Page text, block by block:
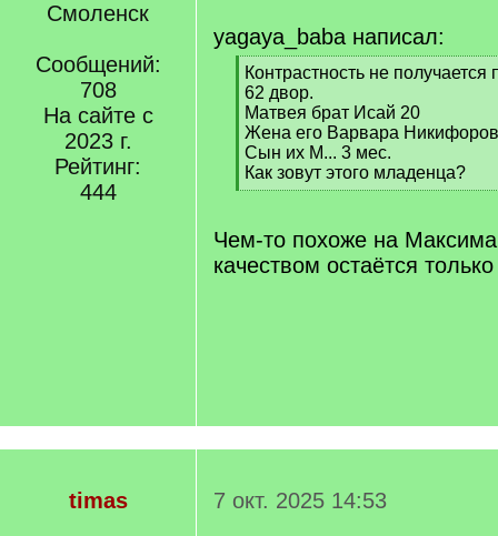
Смоленск
Сообщений:
708
На сайте с
2023 г.
Рейтинг:
444
yagaya_baba написал:
[
q
]
Контрастность не получается
62 двор.
Матвея брат Исай 20
Жена его Варвара
Сын их М... 3 мес.
Как зовут этого младенца?
[
q
]
Чем-то похоже на
качеством остаётся
timas
7 окт. 2025 14:53